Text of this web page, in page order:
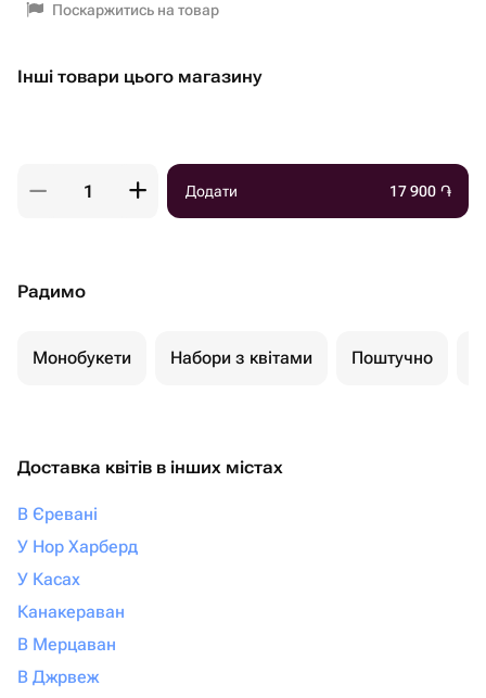
Поскаржитись на товар
Інші товари цього магазину
Додати 17 900 ֏
Радимо
Монобукети Набори з квітами Поштучно
Доставка квітів в інших містах
В Єревані
У Нор Харберд
У Касах
Канакераван
В Мерцаван
В Джрвеж